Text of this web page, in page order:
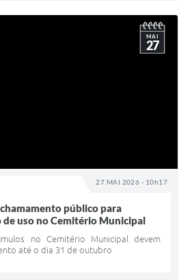
27 MAI 2026 - 10h17
MAI
27
público para
de uso no Cemitério Municipal
no Cemitério Municipal devem
até o dia 31 de outubro